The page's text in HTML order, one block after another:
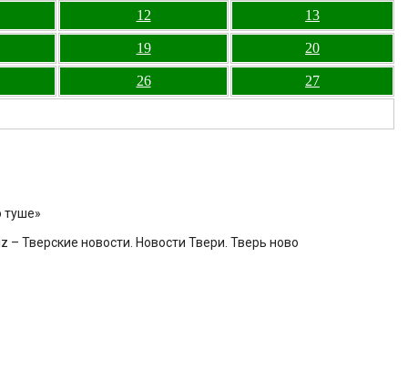
12 13
19 20
26 27
туше»
Тверские новости. Новости Твери. Тверь ново